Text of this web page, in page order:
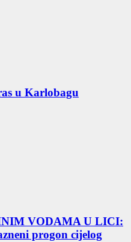
u Karlobagu
VODAMA U LICI:
progon cijelog